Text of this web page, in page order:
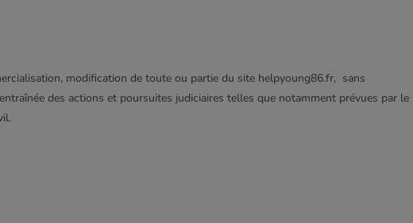
modification de toute ou partie du site helpyoung86.fr, sans
des actions et poursuites judiciaires telles que notamment prévues par le